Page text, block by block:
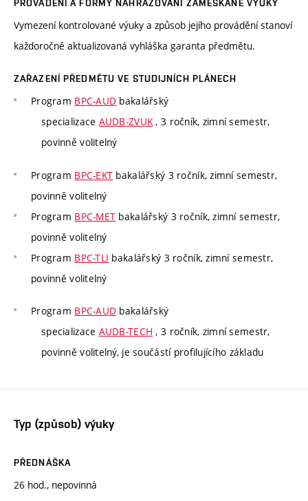
PROVÁDĚNÍ A FORMY NAHRAZOVÁNÍ ZAMEŠKANÉ VÝUKY
Vymezení kontrolované výuky a způsob jejího provádění stanoví
každoročně aktualizovaná vyhláška garanta předmětu.
ZAŘAZENÍ PŘEDMĚTU VE STUDIJNÍCH PLÁNECH
Program BPC-AUD bakalářský
specializace AUDB-ZVUK, 3 ročník, zimní semestr,
povinně volitelný
Program BPC-EKT bakalářský 3 ročník, zimní semestr,
povinně volitelný
Program BPC-MET bakalářský 3 ročník, zimní semestr,
povinně volitelný
Program BPC-TLI bakalářský 3 ročník, zimní semestr,
povinně volitelný
Program BPC-AUD bakalářský
specializace AUDB-TECH , 3 ročník, zimní semestr,
povinně volitelný, je součástí profilujícího základu
Typ (způsob) výuky
PŘEDNÁŠKA
26 hod., nepovinná